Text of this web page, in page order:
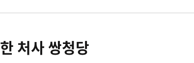
학금 출연 · 역대 장학생 명단
학안내
처사 쌍청당